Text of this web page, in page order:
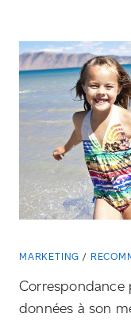
MARKETING
Correspondance
données à son